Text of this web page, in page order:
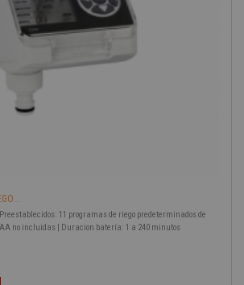
11 programas de riego predeterminados de
no incluidas | Duracion batería: 1 a 240 minutos